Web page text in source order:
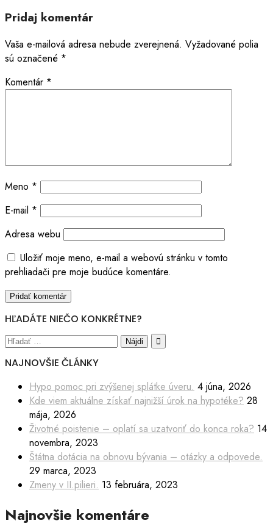
Pridaj komentár
Vaša e-mailová adresa nebude zverejnená. Vyžadované polia
sú označené *
Komentár *
Meno *
E-mail *
Adresa webu
Uložiť moje meno, e-mail a webovú stránku v tomto
prehliadači pre moje budúce komentáre.
HĽADÁTE NIEČO KONKRÉTNE?
NAJNOVŠIE ČLÁNKY
Hypo pomoc pri zvýšenej splátke úveru. 4 júna, 2026
Kde viem aktuálne získať najnižší úrok na hypotéke? 28
mája, 2026
Životné poistenie – oplatí sa uzatvoriť do konca roka? 14
novembra, 2023
Štátna dotácia na obnovu bývania – otázky a odpovede.
29 marca, 2023
Zmeny v II.pilieri. 13 februára, 2023
Najnovšie komentáre